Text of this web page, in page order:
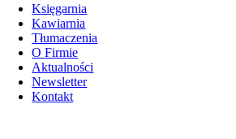
Księgarnia
Kawiarnia
Tłumaczenia
O Firmie
Aktualności
Newsletter
Kontakt